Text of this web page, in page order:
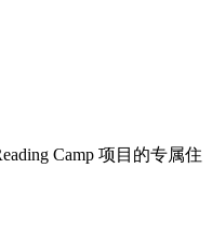
Camp 项目的专属住